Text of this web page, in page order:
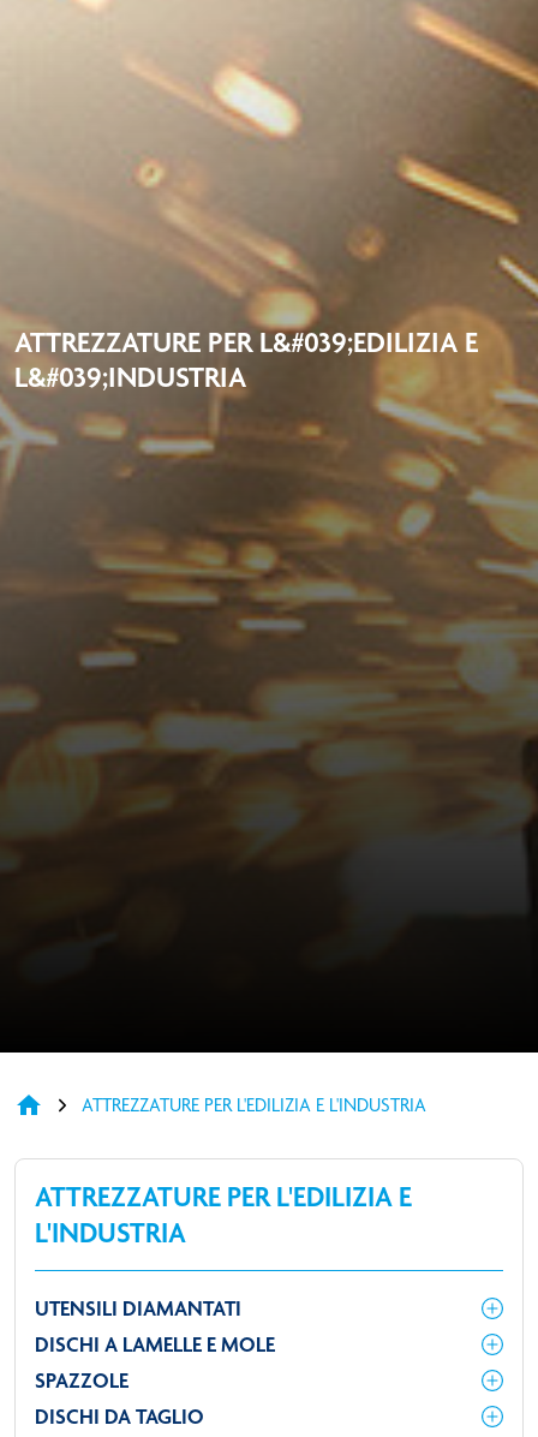
ATTREZZATURE PER L&#039;EDILIZIA E
L&#039;INDUSTRIA
home ATTREZZATURE PER L'EDILIZIA E L'INDUSTRIA
ATTREZZATURE PER L'EDILIZIA E
L'INDUSTRIA
UTENSILI DIAMANTATI
DISCHI A LAMELLE E MOLE
SPAZZOLE
DISCHI DA TAGLIO